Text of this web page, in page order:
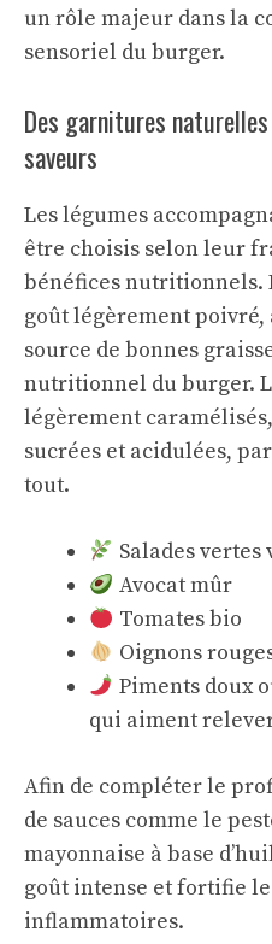
un rôle majeur dans la
sensoriel du burger.
Des garnitures
saveurs
Les légumes
être choisis selon leur
bénéfices nutritionnels.
goût légèrement poivré,
source de bonnes
nutritionnel du burger.
légèrement
sucrées et acidulées,
tout.
Salades vertes
Avocat mûr
Tomates bio
Oignons
Piments doux
qui aiment
Afin de compléter le
de sauces comme le
mayonnaise à base
goût intense et fortifie
inflammatoires.